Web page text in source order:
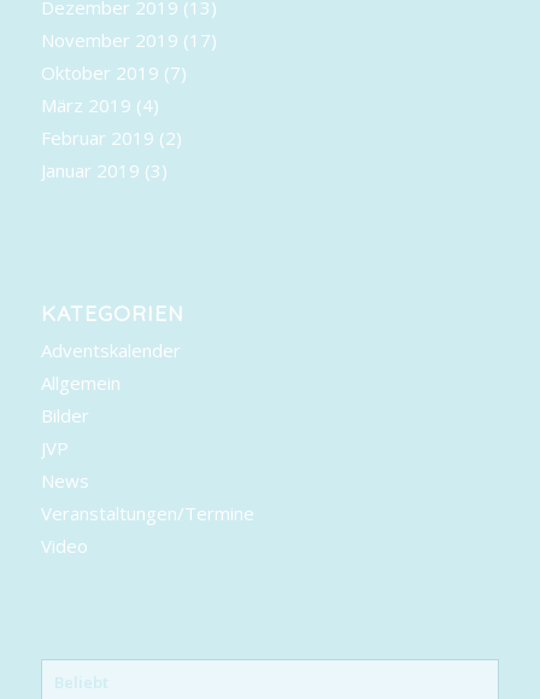
Dezember 2019 (13)
November 2019 (17)
Oktober 2019 (7)
März 2019 (4)
Februar 2019 (2)
Januar 2019 (3)
KATEGORIEN
Adventskalender
Allgemein
Bilder
JVP
News
Veranstaltungen/Termine
Video
Beliebt